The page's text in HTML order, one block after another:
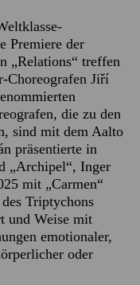
Premiere der
„Relations“ treffen
Choreografen Jiří
die zu den
sind mit dem Aalto
präsentierte in
„Archipel“, Inger
mit „Carmen“
Triptychons
und Weise mit
emotionaler,
oder